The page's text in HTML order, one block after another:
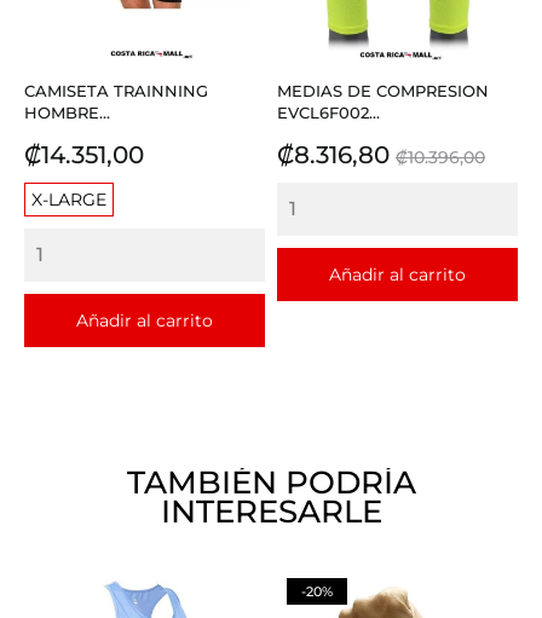
CAMISETA TRAINNING
HOMBRE...
Precio
₡14.351,00
X-LARGE
Añadir al carrito
MEDIAS DE COMPRESION
EVCL6F002...
Precio
₡8.316,80 Precio
₡10.396,00
Añadir al carrito
TAMBIÉN PODRÍA
INTERESARLE
-20%